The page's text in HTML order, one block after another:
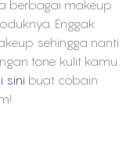
berbagai makeup
Enggak
sehingga nanti
tone kulit kamu.
sini buat cobain